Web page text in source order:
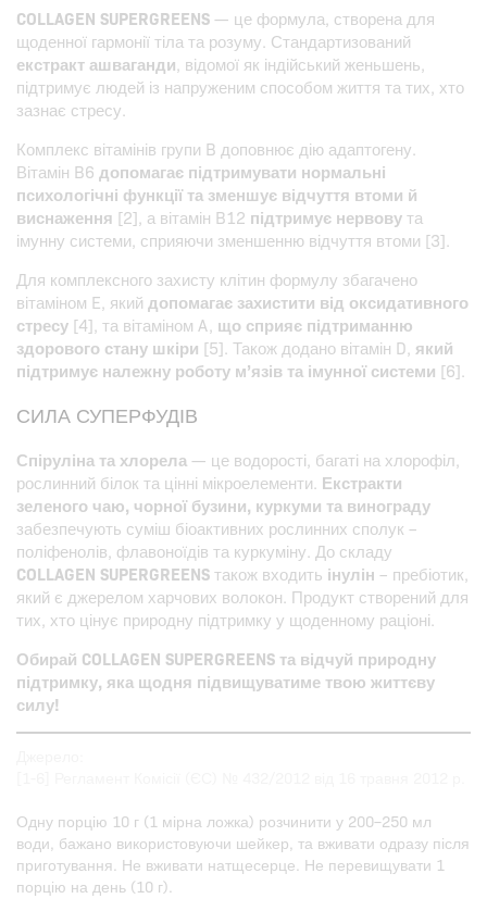
COLLAGEN SUPERGREENS— це формула, створена для
щоденної гармонії тіла та розуму. Стандартизований
екстракт ашваганди, відомої як індійський женьшень,
підтримує людей із напруженим способом життя та тих, хто
зазнає стресу.
Комплекс вітамінів групи B доповнює дію адаптогену.
Вітамін B6 допомагає підтримувати нормальні
психологічні функції та зменшує відчуття втоми й
виснаження [2], а вітамін B12 підтримує нервовута
імунну системи, сприяючи зменшенню відчуття втоми [3].
Для комплексного захисту клітин формулу збагачено
вітаміном E, який допомагає захистити від оксидативного
стресу [4], та вітаміном A, що сприяє підтриманню
здорового стану шкіри [5]. Також додано вітамін D, який
підтримує належну роботу м’язів та імунної системи [6].
СИЛА СУПЕРФУДІВ
Спіруліна та хлорела— це водорості, багаті на хлорофіл,
рослинний білок та цінні мікроелементи. Екстракти
зеленого чаю, чорної бузини, куркуми та винограду
забезпечують суміш біоактивних рослинних сполук –
поліфенолів, флавоноїдів та куркуміну. До складу
COLLAGEN SUPERGREENSтакож входить інулін – пребіотик,
який є джерелом харчових волокон. Продукт створений для
тих, хто цінує природну підтримку у щоденному раціоні.
Обирай COLLAGEN SUPERGREENS та відчуй природну
підтримку, яка щодня підвищуватиме твою життєву
силу!
Одну порцію 10 г (1 мірна ложка) розчинити у 200–250 мл
води, бажано використовуючи шейкер, та вживати одразу після
приготування. Не вживати натщесерце. Не перевищувати 1
порцію на день (10 г).